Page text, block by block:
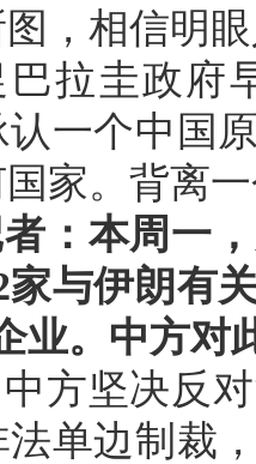
，相信明
拉圭政府
一个中国
家。背离
：本周一
家与伊朗有
业。中方对
方坚决反
单边制裁